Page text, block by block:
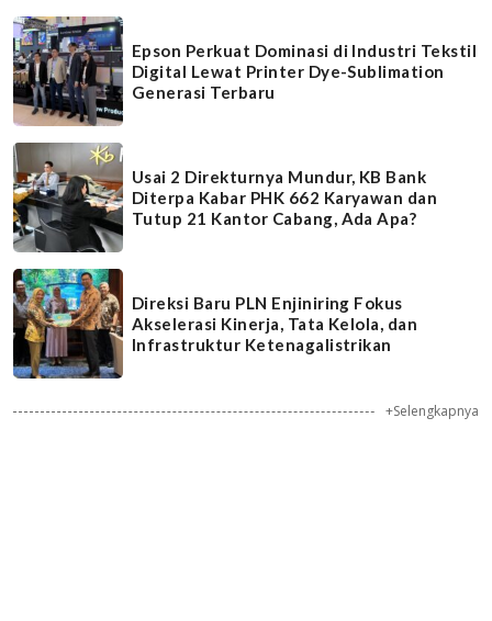
Epson Perkuat Dominasi di Industri Tekstil
Digital Lewat Printer Dye-Sublimation
Generasi Terbaru
Usai 2 Direkturnya Mundur, KB Bank
Diterpa Kabar PHK 662 Karyawan dan
Tutup 21 Kantor Cabang, Ada Apa?
Direksi Baru PLN Enjiniring Fokus
Akselerasi Kinerja, Tata Kelola, dan
Infrastruktur Ketenagalistrikan
+Selengkapnya